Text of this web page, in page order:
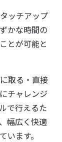
ッチアップ
かな時間の
とが可能と
取る・直接
チャレンジ
で行えるた
幅広く快適
います。